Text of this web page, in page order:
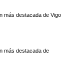
más destacada de Vigo
más destacada de